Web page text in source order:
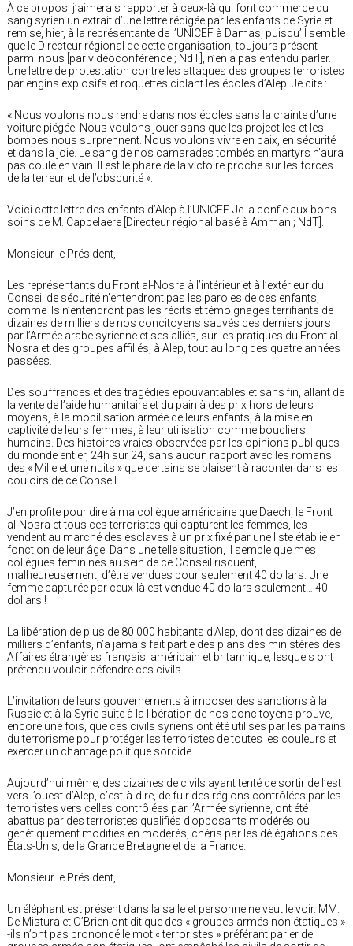
À ce propos, j’aimerais rapporter à ceux-là qui font commerce du
sang syrien un extrait d’une lettre rédigée par les enfants de Syrie et
remise, hier, à la représentante de l’UNICEF à Damas, puisqu’il semble
que le Directeur régional de cette organisation, toujours présent
parmi nous [par vidéoconférence ; NdT], n’en a pas entendu parler.
Une lettre de protestation contre les attaques des groupes terroristes
par engins explosifs et roquettes ciblant les écoles d’Alep. Je cite :
« Nous voulons nous rendre dans nos écoles sans la crainte d’une
voiture piégée. Nous voulons jouer sans que les projectiles et les
bombes nous surprennent. Nous voulons vivre en paix, en sécurité
et dans la joie. Le sang de nos camarades tombés en martyrs n’aura
pas coulé en vain. Il est le phare de la victoire proche sur les forces
de la terreur et de l’obscurité ».
Voici cette lettre des enfants d’Alep à l’UNICEF. Je la confie aux bons
soins de M. Cappelaere [Directeur régional basé à Amman ; NdT].
Monsieur le Président,
Les représentants du Front al-Nosra à l’intérieur et à l’extérieur du
Conseil de sécurité n’entendront pas les paroles de ces enfants,
comme ils n’entendront pas les récits et témoignages terrifiants de
dizaines de milliers de nos concitoyens sauvés ces derniers jours
par l’Armée arabe syrienne et ses alliés, sur les pratiques du Front al-
Nosra et des groupes affiliés, à Alep, tout au long des quatre années
passées.
Des souffrances et des tragédies épouvantables et sans fin, allant de
la vente de l’aide humanitaire et du pain à des prix hors de leurs
moyens, à la mobilisation armée de leurs enfants, à la mise en
captivité de leurs femmes, à leur utilisation comme boucliers
humains. Des histoires vraies observées par les opinions publiques
du monde entier, 24h sur 24, sans aucun rapport avec les romans
des « Mille et une nuits » que certains se plaisent à raconter dans les
couloirs de ce Conseil.
J’en profite pour dire à ma collègue américaine que Daech, le Front
al-Nosra et tous ces terroristes qui capturent les femmes, les
vendent au marché des esclaves à un prix fixé par une liste établie en
fonction de leur âge. Dans une telle situation, il semble que mes
collègues féminines au sein de ce Conseil risquent,
malheureusement, d’être vendues pour seulement 40 dollars. Une
femme capturée par ceux-là est vendue 40 dollars seulement… 40
dollars !
La libération de plus de 80 000 habitants d’Alep, dont des dizaines de
milliers d’enfants, n’a jamais fait partie des plans des ministères des
Affaires étrangères français, américain et britannique, lesquels ont
prétendu vouloir défendre ces civils.
L’invitation de leurs gouvernements à imposer des sanctions à la
Russie et à la Syrie suite à la libération de nos concitoyens prouve,
encore une fois, que ces civils syriens ont été utilisés par les parrains
du terrorisme pour protéger les terroristes de toutes les couleurs et
exercer un chantage politique sordide.
Aujourd’hui même, des dizaines de civils ayant tenté de sortir de l’est
vers l’ouest d’Alep, c’est-à-dire, de fuir des régions contrôlées par les
terroristes vers celles contrôlées par l’Armée syrienne, ont été
abattus par des terroristes qualifiés d’opposants modérés ou
génétiquement modifiés en modérés, chéris par les délégations des
États-Unis, de la Grande Bretagne et de la France.
Monsieur le Président,
Un éléphant est présent dans la salle et personne ne veut le voir. MM.
De Mistura et O’Brien ont dit que des « groupes armés non étatiques »
-ils n’ont pas prononcé le mot « terroristes » préférant parler de